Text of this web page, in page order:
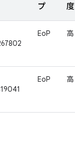
プ
度
EoP 高
EoP 高